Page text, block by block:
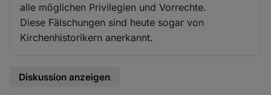
alle möglichen Privilegien und Vorrechte.
Diese Fälschungen sind heute sogar von
Kirchenhistorikern anerkannt.
Diskussion anzeigen